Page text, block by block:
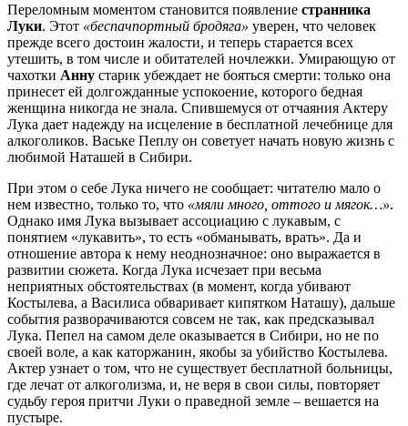
Переломным моментом становится появление странника
Луки. Этот «беспачпортный бродяга» уверен, что человек
прежде всего достоин жалости, и теперь старается всех
утешить, в том числе и обитателей ночлежки. Умирающую от
чахотки Анну старик убеждает не бояться смерти: только она
принесет ей долгожданные успокоение, которого бедная
женщина никогда не знала. Спившемуся от отчаяния Актеру
Лука дает надежду на исцеление в бесплатной лечебнице для
алкоголиков. Ваське Пеплу он советует начать новую жизнь с
любимой Наташей в Сибири.
При этом о себе Лука ничего не сообщает: читателю мало о
нем известно, только то, что «мяли много, оттого и мягок…».
Однако имя Лука вызывает ассоциацию с лукавым, с
понятием «лукавить», то есть «обманывать, врать». Да и
отношение автора к нему неоднозначное: оно выражается в
развитии сюжета. Когда Лука исчезает при весьма
неприятных обстоятельствах (в момент, когда убивают
Костылева, а Василиса обваривает кипятком Наташу), дальше
события разворачиваются совсем не так, как предсказывал
Лука. Пепел на самом деле оказывается в Сибири, но не по
своей воле, а как каторжанин, якобы за убийство Костылева.
Актер узнает о том, что не существует бесплатной больницы,
где лечат от алкоголизма, и, не веря в свои силы, повторяет
судьбу героя притчи Луки о праведной земле – вешается на
пустыре.